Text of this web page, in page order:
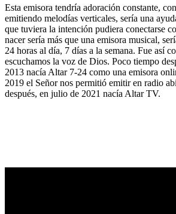
Esta emisora tendría adoración constante,
emitiendo melodías verticales, sería una
que tuviera la intención pudiera conectarse
nacer sería más que una emisora musical,
24 horas al día, 7 días a la semana. Fue así
escuchamos la voz de Dios. Poco tiempo
2013 nacía Altar 7-24 como una emisora
2019 el Señor nos permitió emitir en radio
después, en julio de 2021 nacía Altar TV.